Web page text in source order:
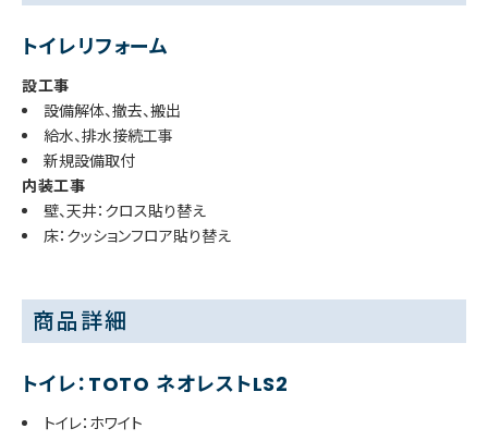
トイレリフォーム
設工事
設備解体、撤去、搬出
給水、排水接続工事
新規設備取付
内装工事
壁、天井：クロス貼り替え
床：クッションフロア貼り替え
商品詳細
トイレ：TOTO ネオレストLS2
トイレ：ホワイト